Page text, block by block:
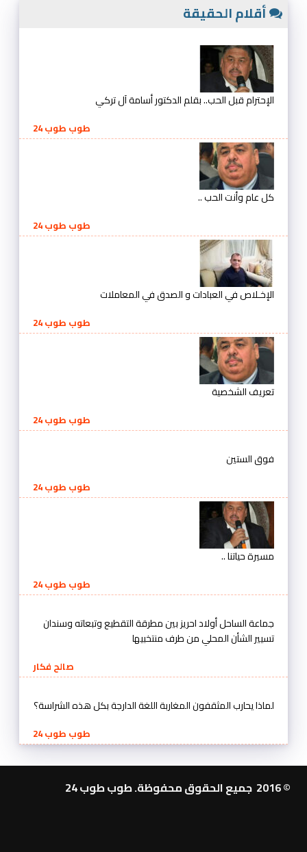
أقلام الحقيقة
الإحترام قبل الحب.. بقلم الدكتور أسامة آل تركي
طوب طوب 24
كل عام وأنت الحب ..
طوب طوب 24
الإخـلاص في العبادات و الصدق في المعاملات
طوب طوب 24
تعريف الشخصية
طوب طوب 24
فوق الستين
طوب طوب 24
مسيرة حياتنا ..
طوب طوب 24
جماعة الساحل أولاد احريز بين مطرقة التقطيع وتبعاته وسندان
تسيير الشأن المحلي من طرف منتخبيها
صالح فكار
لماذا يحارب المثقفون المغاربة اللغة الدارجة بكل هذه الشراسة؟
طوب طوب 24
© 2016 جميع الحقوق محفوظة. طوب طوب 24